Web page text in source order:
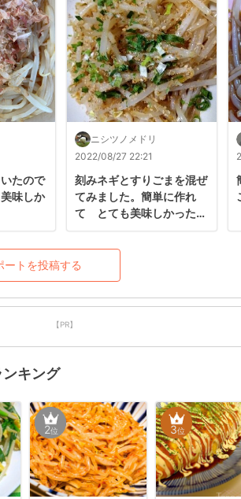
たので
味しか
ニシツノメドリ
2022/08/27 22:21
刻みネギとすりごまを混ぜ
てみました。簡単に作れ
て　とても美味しかったで
ートを投稿する
【PR】
ンキング
2位 3位